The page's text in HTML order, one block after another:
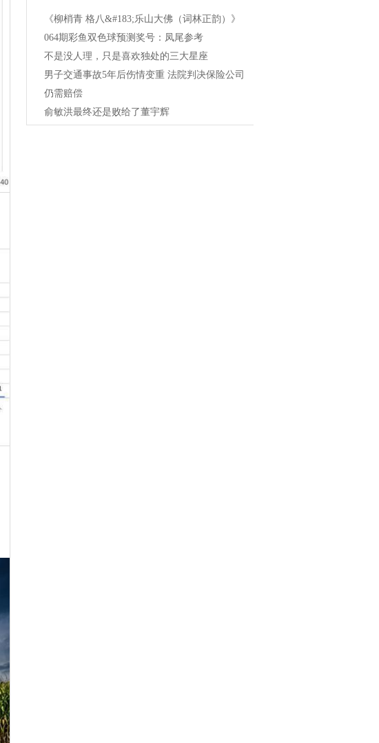
《柳梢青 格八&#183;乐山大佛（词林正韵）》
064期彩鱼双色球预测奖号：凤尾参考
不是没人理，只是喜欢独处的三大星座
男子交通事故5年后伤情变重 法院判决保险公司
仍需赔偿
俞敏洪最终还是败给了董宇辉